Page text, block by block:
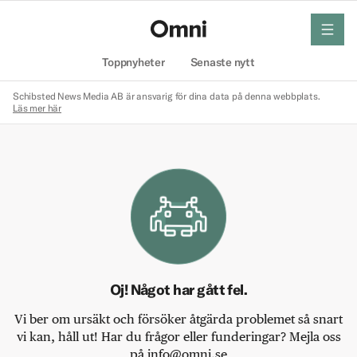
Toppnyheter Senaste nytt
meny
Schibsted News Media AB är ansvarig för dina data på denna webbplats.
Läs mer här
Oj! Något har gått fel.
Vi ber om ursäkt och försöker åtgärda problemet så snart
vi kan, håll ut! Har du frågor eller funderingar? Mejla oss